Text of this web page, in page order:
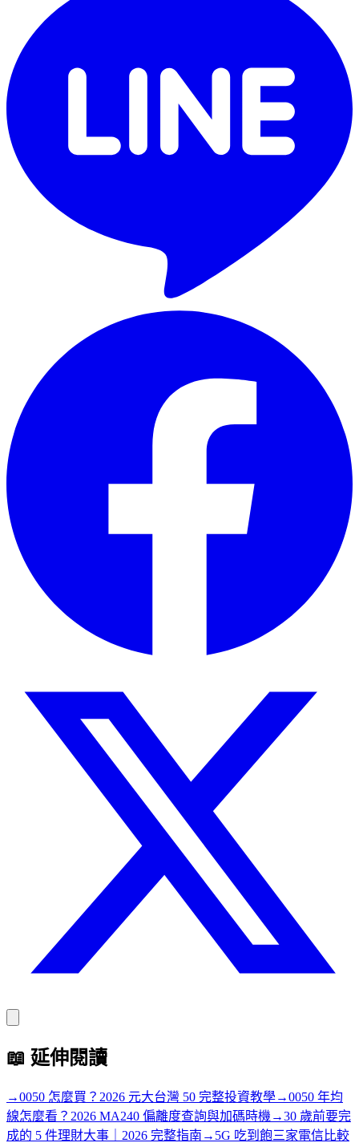
📖 延伸閱讀
→0050 怎麼買？2026 元大台灣 50 完整投資教學→0050 年均
線怎麼看？2026 MA240 偏離度查詢與加碼時機 →30 歲前要完
成的 5 件理財大事｜2026 完整指南 → 5G 吃到飽三家電信比較